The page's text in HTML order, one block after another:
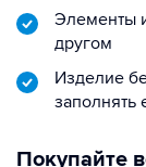
Элементы
другом
Изделие
заполнять
Покупайте